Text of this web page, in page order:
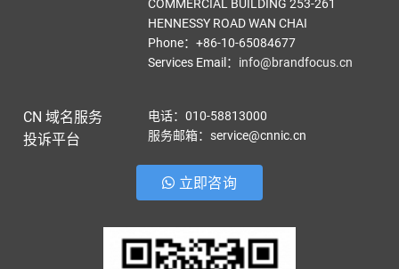
COMMERCIAL BUILDING 253-261
HENNESSY ROAD WAN CHAI
Phone：+86-10-65084677
Services Email ： info@brandfocus.cn
CN 域名服务
投诉平台
电话：010-58813000
服务邮箱：service@cnnic.cn
立即咨询